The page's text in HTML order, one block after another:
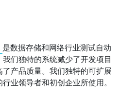
是数据存储和网络行业测试自动
们独特的系统减少了开发项目
产品质量。我们独特的可扩展
业领导者和初创企业所使用。